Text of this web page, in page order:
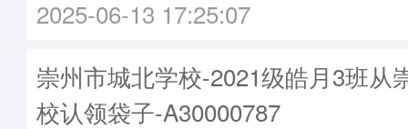
2025-06-13 17:25:07
崇州市城北学校-2021级皓月3班从
校认领袋子-A30000787